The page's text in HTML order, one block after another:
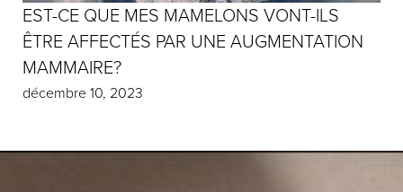
EST-CE QUE MES MAMELONS VONT-ILS
ÊTRE AFFECTÉS PAR UNE AUGMENTATION
MAMMAIRE?
décembre 10, 2023